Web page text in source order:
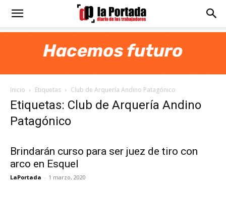
Diario
Portada
Inicio Etiquetas Club de Arquería Andino Patagónico
Etiquetas: Club de Arquería Andino
Patagónico
Brindarán curso para ser juez de tiro con
arco en Esquel
LaPortada - 1 marzo, 2020